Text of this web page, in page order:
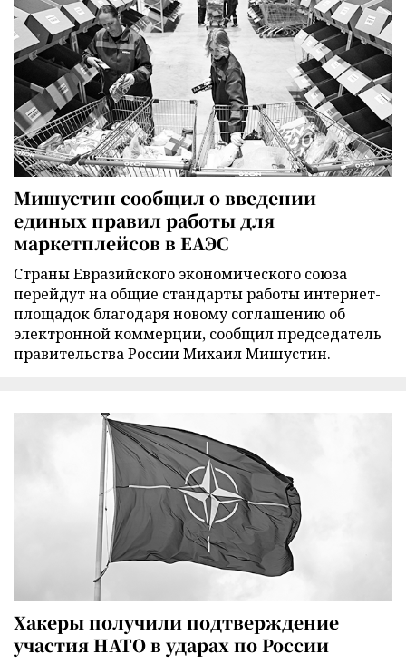
Мишустин сообщил о введении
единых правил работы для
маркетплейсов в ЕАЭС
Страны Евразийского экономического союза
перейдут на общие стандарты работы интернет-
площадок благодаря новому соглашению об
электронной коммерции, сообщил председатель
правительства России Михаил Мишустин.
Хакеры получили подтверждение
участия НАТО в ударах по России